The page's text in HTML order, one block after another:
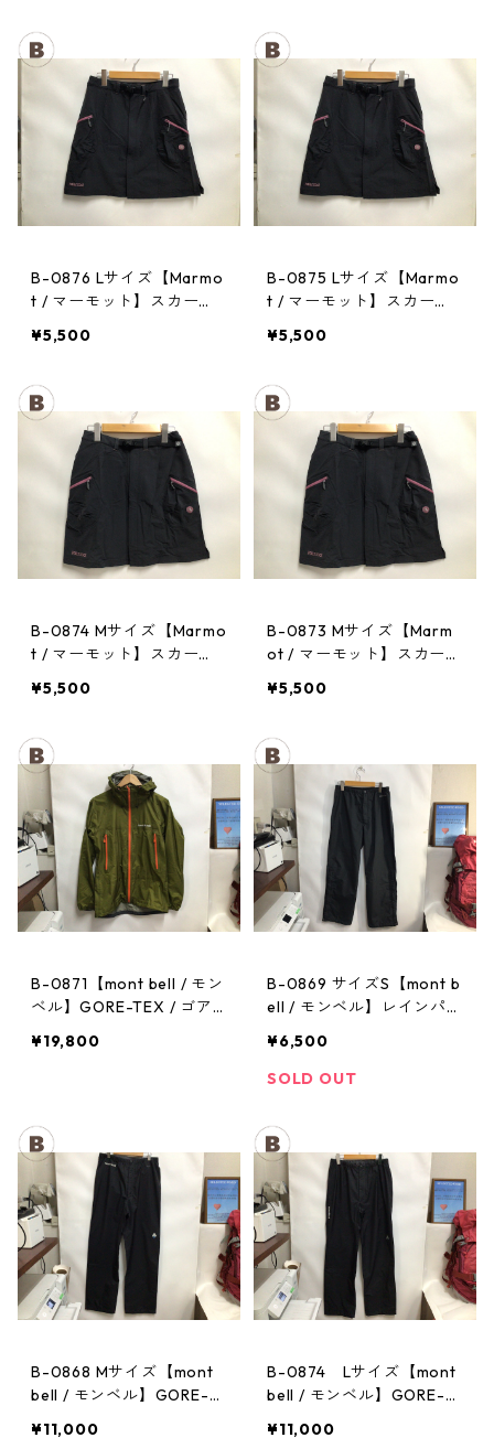
B-0876 Lサイズ【Marmo
t / マーモット】スカー
GRY レディース
¥5,500
B-0875 Lサイズ【Marmo
t / マーモット】スカー
GRY レディース
¥5,500
B-0874 Mサイズ【Marmo
t / マーモット】スカー
GRY レディース
¥5,500
B-0873 Mサイズ【Marm
ot / マーモット】スカー
GRY レディース
¥5,500
B-0871【mont bell / モン
ベル】GORE-TEX / ゴア
ト：ストームクルーザー
¥19,800
B-0869 サイズS【mont b
ell / モンベル】レインパン
ズ
¥6,500
SOLD OUT
B-0868 Mサイズ【mont
bell / モンベル】GORE-T
¥11,000
B-0874 Lサイズ【mont
bell / モンベル】GORE-T
¥11,000